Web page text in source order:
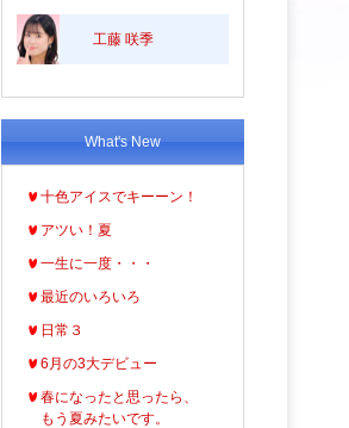
工藤 咲季
What's New
十色アイスでキーーン！
アツい！夏
一生に一度・・・
最近のいろいろ
日常３
6月の3大デビュー
春になったと思ったら、
もう夏みたいです。